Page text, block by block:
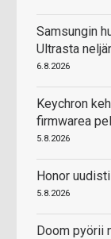
Samsungin
Ultrasta
6.8.2026
Keychron
firmwarea
5.8.2026
Honor
5.8.2026
Doom pyörii